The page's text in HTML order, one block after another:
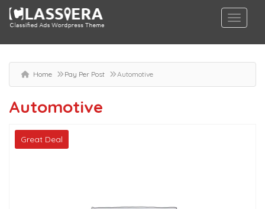
Home Pay Per Post Automotive
Automotive
Great Deal